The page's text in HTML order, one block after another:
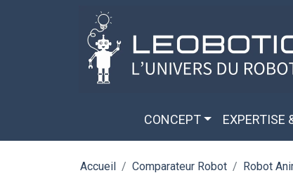
Aller au contenu principal
CONCEPT EXPERTISE
Accueil Comparateur Robot Robot
Panneau de gestion des cookies